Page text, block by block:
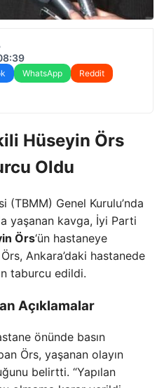
WhatsApp
Reddit
Hüseyin Örs
Oldu
Genel Kurulu’nda
yaşanan kavga, İyi Parti
Örs‘ün hastaneye
Ankara’daki hastanede
taburcu edildi.
Açıklamalar
önünde basın
Örs, yaşanan olayın
belirtti. “Yapılan